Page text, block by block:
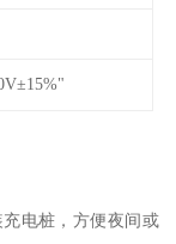
电桩，方便夜间或